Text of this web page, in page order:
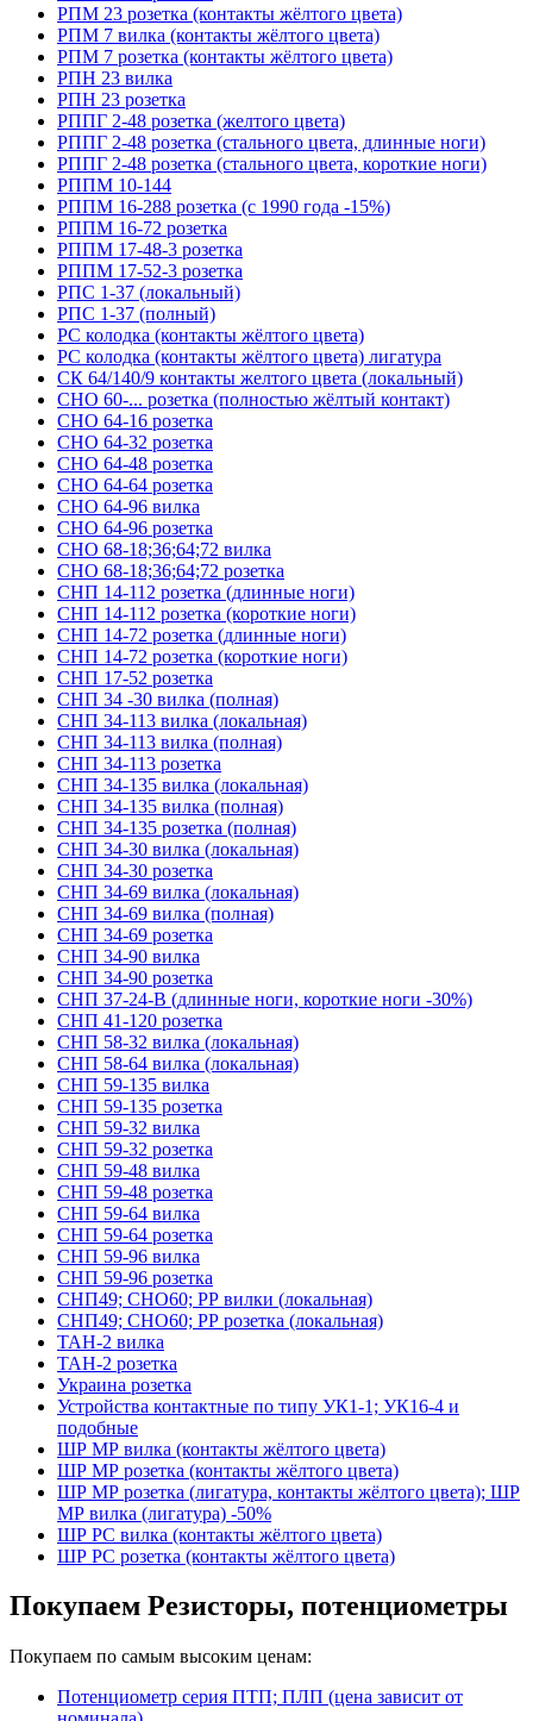
РПМ 23 розетка (контакты жёлтого цвета)
РПМ 7 вилка (контакты жёлтого цвета)
РПМ 7 розетка (контакты жёлтого цвета)
РПН 23 вилка
РПН 23 розетка
РППГ 2-48 розетка (желтого цвета)
РППГ 2-48 розетка (стального цвета, длинные ноги)
РППГ 2-48 розетка (стального цвета, короткие ноги)
РППМ 10-144
РППМ 16-288 розетка (с 1990 года -15%)
РППМ 16-72 розетка
РППМ 17-48-3 розетка
РППМ 17-52-3 розетка
РПС 1-37 (локальный)
РПС 1-37 (полный)
РС колодка (контакты жёлтого цвета)
РС колодка (контакты жёлтого цвета) лигатура
СК 64/140/9 контакты желтого цвета (локальный)
СНО 60-... розетка (полностью жёлтый контакт)
СНО 64-16 розетка
СНО 64-32 розетка
СНО 64-48 розетка
СНО 64-64 розетка
СНО 64-96 вилка
СНО 64-96 розетка
СНО 68-18;36;64;72 вилка
СНО 68-18;36;64;72 розетка
СНП 14-112 розетка (длинные ноги)
СНП 14-112 розетка (короткие ноги)
СНП 14-72 розетка (длинные ноги)
СНП 14-72 розетка (короткие ноги)
СНП 17-52 розетка
СНП 34 -30 вилка (полная)
СНП 34-113 вилка (локальная)
СНП 34-113 вилка (полная)
СНП 34-113 розетка
СНП 34-135 вилка (локальная)
СНП 34-135 вилка (полная)
СНП 34-135 розетка (полная)
СНП 34-30 вилка (локальная)
СНП 34-30 розетка
СНП 34-69 вилка (локальная)
СНП 34-69 вилка (полная)
СНП 34-69 розетка
СНП 34-90 вилка
СНП 34-90 розетка
СНП 37-24-В (длинные ноги, короткие ноги -30%)
СНП 41-120 розетка
СНП 58-32 вилка (локальная)
СНП 58-64 вилка (локальная)
СНП 59-135 вилка
СНП 59-135 розетка
СНП 59-32 вилка
СНП 59-32 розетка
СНП 59-48 вилка
СНП 59-48 розетка
СНП 59-64 вилка
СНП 59-64 розетка
СНП 59-96 вилка
СНП 59-96 розетка
СНП49; СНО60; РР вилки (локальная)
СНП49; СНО60; РР розетка (локальная)
ТАН-2 вилка
ТАН-2 розетка
Украина розетка
Устройства контактные по типу УК1-1; УК16-4 и
подобные
ШР МР вилка (контакты жёлтого цвета)
ШР МР розетка (контакты жёлтого цвета)
ШР МР розетка (лигатура, контакты жёлтого цвета); ШР
МР вилка (лигатура) -50%
ШР РС вилка (контакты жёлтого цвета)
ШР РС розетка (контакты жёлтого цвета)
Покупаем Резисторы, потенциометры
Покупаем по самым высоким ценам:
Потенциометр серия ПТП; ПЛП (цена зависит от